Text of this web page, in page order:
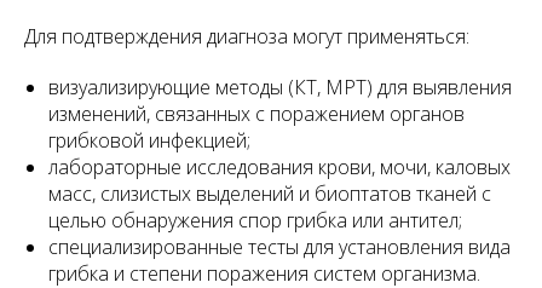
Для подтверждения диагноза могут применяться:
визуализирующие методы (КТ, МРТ) для выявления
изменений, связанных с поражением органов
грибковой инфекцией;
лабораторные исследования крови, мочи, каловых
масс, слизистых выделений и биоптатов тканей с
целью обнаружения спор грибка или антител;
специализированные тесты для установления вида
грибка и степени поражения систем организма.